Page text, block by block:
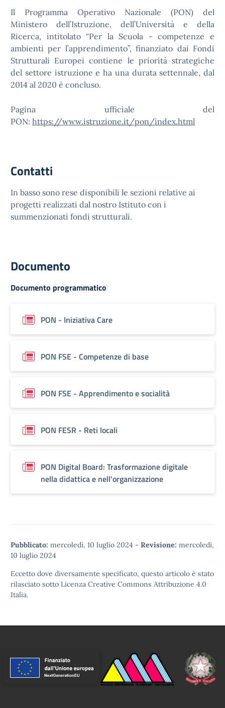
Il Programma Operativo Nazionale (PON) del
Ministero dell’Istruzione, dell’Università e della
Ricerca, intitolato “Per la Scuola - competenze e
ambienti per l’apprendimento”, finanziato dai Fondi
Strutturali Europei contiene le priorità strategiche
del settore istruzione e ha una durata settennale, dal
2014 al 2020 è concluso.
Pagina ufficiale del
PON: https://www.istruzione.it/pon/index.html
Contatti
In basso sono rese disponibili le sezioni relative ai
progetti realizzati dal nostro Istituto con i
summenzionati fondi strutturali.
Documento
Documento programmatico
PON - Iniziativa Care
PON FSE - Competenze di base
PON FSE - Apprendimento e socialità
PON FESR - Reti locali
PON Digital Board: Trasformazione digitale
nella didattica e nell'organizzazione
Pubblicato: mercoledì, 10 luglio 2024 - Revisione: mercoledì,
10 luglio 2024
Eccetto dove diversamente specificato, questo articolo è stato
rilasciato sotto Licenza Creative Commons Attribuzione 4.0
Italia.